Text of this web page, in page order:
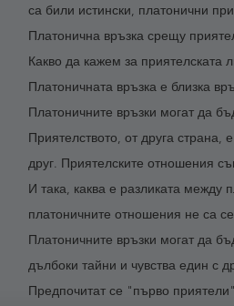
са били истински, платонични
Платонична връзка срещу
Какво да кажем за
Платоничната връзка е близка
Платоничните връзки могат да
Приятелството, от друга
друг. Приятелските отношения
И така, каква е разликата между
платоничните отношения не са
Платоничните връзки могат да
дълбоки тайни и чувства един с
Предпочитат се "първо